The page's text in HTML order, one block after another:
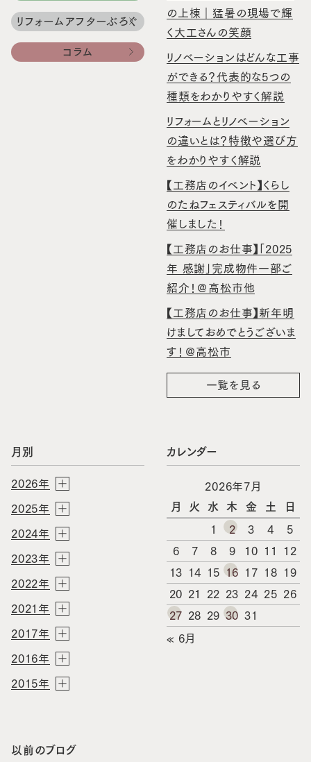
リフォームアフターぶろぐ
コラム
の上棟｜猛暑の現場で輝
く大工さんの笑顔
リノベーションはどんな工事
ができる？代表的な5つの
種類をわかりやすく解説
リフォームとリノベーション
の違いとは？特徴や選び方
をわかりやすく解説
【工務店のイベント】くらし
のたねフェスティバルを開
催しました！
【工務店のお仕事】「2025
年 感謝」完成物件一部ご
紹介！＠高松市他
【工務店のお仕事】新年明
けましておめでとうございま
す！＠高松市
一覧を見る
月別
2026年
2025年
2024年
2023年
2022年
2021年
2017年
2016年
2015年
カレンダー
2026年7月
月
火 水 木 金 土 日
1 2 3 4
5
6
7 8 9 10 11
12
13
14 15 16 17 18
19
20
21 22 23 24 25
26
27
28 29 30 31
« 6月
以前のブログ